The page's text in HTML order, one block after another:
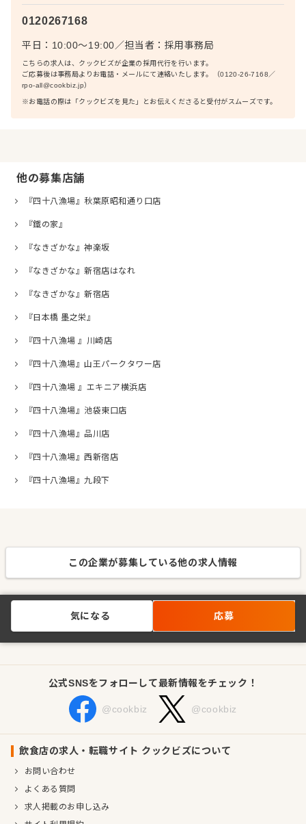
0120267168
平日：10:00〜19:00／担当者： 採用事務局
こちらの求人は、クックビズが企業の採用代行を行います。
ご応募後は事務局よりお電話・メールにて連絡いたします。（0120-26-7168／
rpo-all@cookbiz.jp）
※お電話の際は「クックビズを見た」とお伝えくださると受付がスムーズです。
他の募集店舗
『四十八漁場』秋葉原昭和通り口店
『鐵の家』
『なきざかな』神楽坂
『なきざかな』新宿店はなれ
『なきざかな』新宿店
『日本橋 墨之栄』
『四十八漁場 』川崎店
『四十八漁場』山王パークタワー店
『四十八漁場 』エキニア横浜店
『四十八漁場』池袋東口店
『四十八漁場』品川店
『四十八漁場』西新宿店
『四十八漁場』九段下
この企業が募集している他の求人情報
気になる 応募
公式SNSをフォローして最新情報をチェック！
@cookbiz @cookbiz
飲食店の求人・転職サイト クックビズについて
お問い合わせ
よくある質問
求人掲載のお申し込み